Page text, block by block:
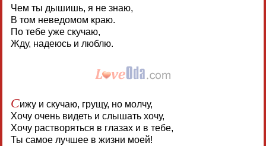
Чем ты дышишь, я не знаю,
В том неведомом краю.
По тебе уже скучаю,
Жду, надеюсь и люблю.
Сижу и скучаю, грущу, но молчу,
Хочу очень видеть и слышать хочу,
Хочу растворяться в глазах и в тебе,
Ты самое лучшее в жизни моей!